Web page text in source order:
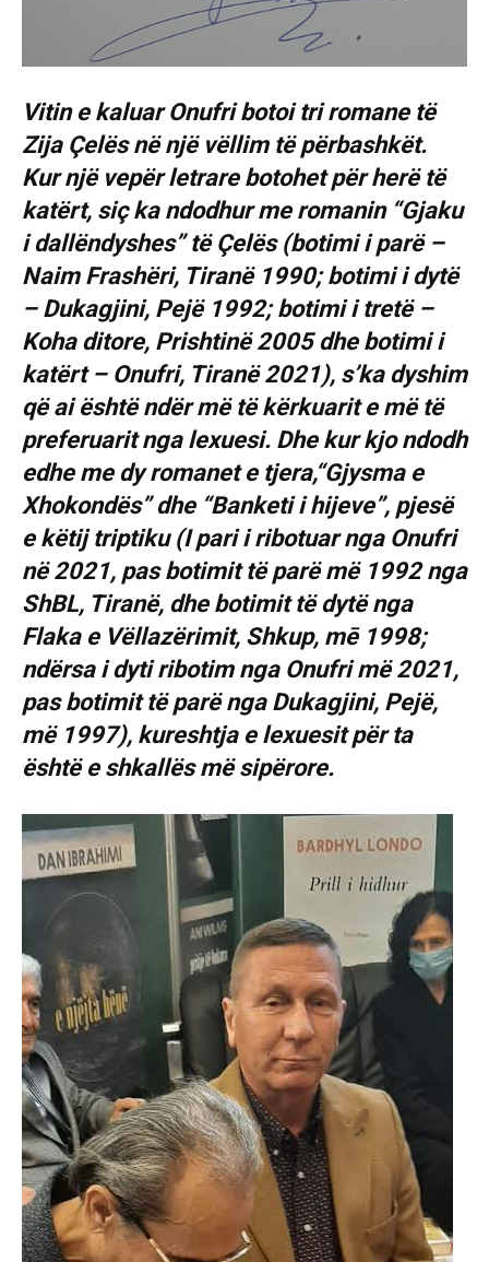
Vitin e kaluar Onufri botoi tri romane të
Zija Çelës në një vëllim të përbashkët.
Kur një vepër letrare botohet për herë të
katërt, siç ka ndodhur me romanin “Gjaku
i dallëndyshes” të Çelës (botimi i parë –
Naim Frashëri, Tiranë 1990; botimi i dytë
– Dukagjini, Pejë 1992; botimi i tretë –
Koha ditore, Prishtinë 2005 dhe botimi i
katërt – Onufri, Tiranë 2021), s’ka dyshim
që ai është ndër më të kërkuarit e më të
preferuarit nga lexuesi. Dhe kur kjo ndodh
edhe me dy romanet e tjera,“Gjysma e
Xhokondës” dhe “Banketi i hijeve”, pjesë
e këtij triptiku (I pari i ribotuar nga Onufri
në 2021, pas botimit të parë më 1992 nga
ShBL, Tiranë, dhe botimit të dytë nga
Flaka e Vëllazërimit, Shkup, mē 1998;
ndërsa i dyti ribotim nga Onufri më 2021,
pas botimit të parë nga Dukagjini, Pejë,
më 1997), kureshtja e lexuesit për ta
është e shkallës më sipërore.